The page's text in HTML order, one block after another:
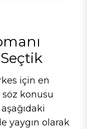
için en
söz konusu
yaygın olarak